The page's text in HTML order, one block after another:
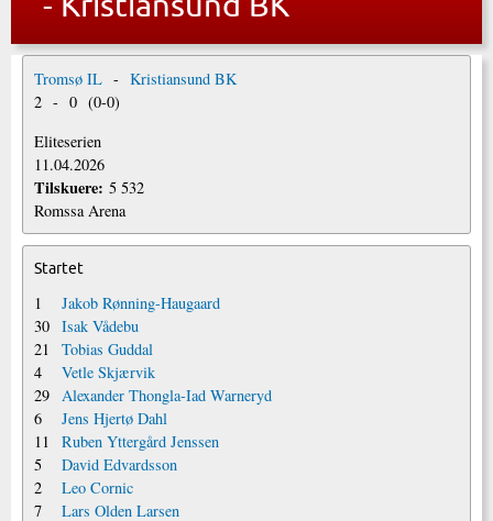
Tromsø IL - Kristiansund BK
2 - 0 (0-0)
Eliteserien
11.04.2026
Tilskuere: 5 532
Romssa Arena
Startet
1
Jakob Rønning-Haugaard
30 Isak Vådebu
21
Tobias Guddal
4
Vetle Skjærvik
29 Alexander Thongla-Iad Warneryd
6
Jens Hjertø Dahl
11
Ruben Yttergård Jenssen
5
David Edvardsson
2
Leo Cornic
7
Lars Olden Larsen